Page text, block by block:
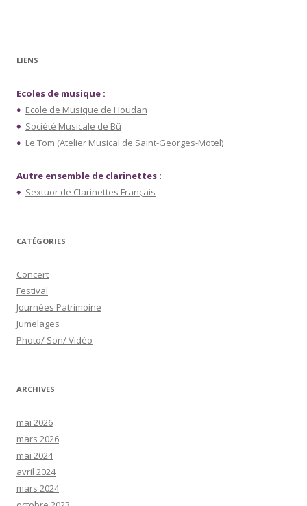
LIENS
Ecoles de musique :
♦ Ecole de Musique de Houdan
♦ Société Musicale de Bû
♦ Le Tom (Atelier Musical de Saint-Georges-Motel)
Autre ensemble de clarinettes :
♦ Sextuor de Clarinettes Français
CATÉGORIES
Concert
Festival
Journées Patrimoine
Jumelages
Photo/ Son/ Vidéo
ARCHIVES
mai 2026
mars 2026
mai 2024
avril 2024
mars 2024